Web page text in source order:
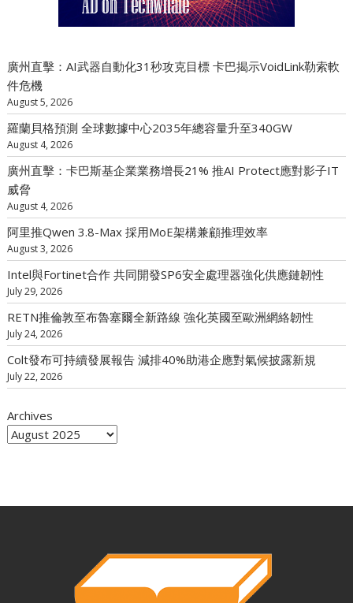
廣州直擊：AI武器自動化31秒攻克目標 卡巴揭示VoidLink勒索軟
件危機
August 5, 2026
羅蘭貝格預測 全球數據中心2035年總容量升至340GW
August 4, 2026
廣州直擊：卡巴斯基企業業務增長21% 推AI Protect應對影子IT
威脅
August 4, 2026
阿里推Qwen 3.8-Max 採用MoE架構兼顧推理效率
August 3, 2026
Intel與Fortinet合作 共同開發SP6安全處理器強化供應鏈韌性
July 29, 2026
RETN推倫敦至布魯塞爾全新路線 強化英國至歐洲網絡韌性
July 24, 2026
Colt發布可持續發展報告 減排40%助港企應對氣候披露新規
July 22, 2026
Archives